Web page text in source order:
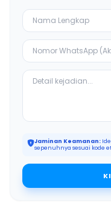
Jaminan Keamanan:
sepenuhnya sesuai kode